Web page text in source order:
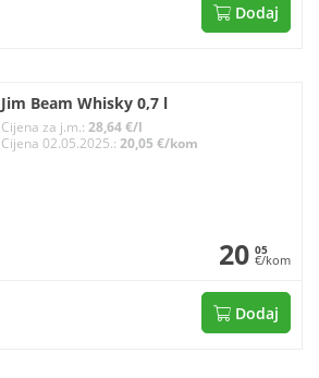
Dodaj
Jim Beam Whisky 0,7 l
Cijena za j.m.: 28,64 €/l
Cijena 02.05.2025.: 20,05 €/kom
20 05
€/kom
Dodaj